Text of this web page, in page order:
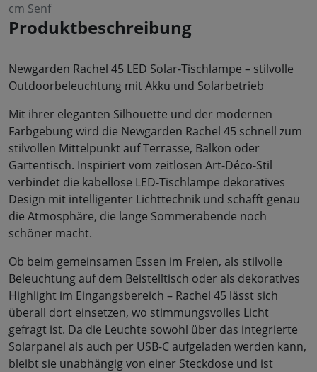
cm Senf
Produktbeschreibung
Newgarden Rachel 45 LED Solar-Tischlampe – stilvolle
Outdoorbeleuchtung mit Akku und Solarbetrieb
Mit ihrer eleganten Silhouette und der modernen
Farbgebung wird die Newgarden Rachel 45 schnell zum
stilvollen Mittelpunkt auf Terrasse, Balkon oder
Gartentisch. Inspiriert vom zeitlosen Art-Déco-Stil
verbindet die kabellose LED-Tischlampe dekoratives
Design mit intelligenter Lichttechnik und schafft genau
die Atmosphäre, die lange Sommerabende noch
schöner macht.
Ob beim gemeinsamen Essen im Freien, als stilvolle
Beleuchtung auf dem Beistelltisch oder als dekoratives
Highlight im Eingangsbereich – Rachel 45 lässt sich
überall dort einsetzen, wo stimmungsvolles Licht
gefragt ist. Da die Leuchte sowohl über das integrierte
Solarpanel als auch per USB-C aufgeladen werden kann,
bleibt sie unabhängig von einer Steckdose und ist